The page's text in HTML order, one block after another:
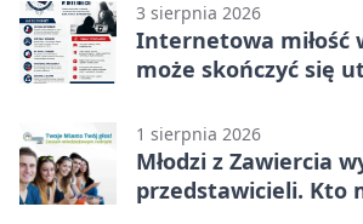
3 sierpnia 2026
Internetowa miłość
może skończyć się
1 sierpnia 2026
Młodzi z Zawiercia
przedstawicieli. Kto